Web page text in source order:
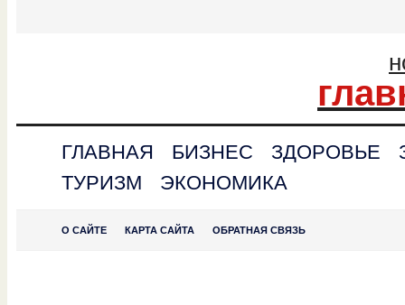
ГЛАВНАЯ БИЗНЕС ЗДОРОВЬЕ
ТУРИЗМ
ЭКОНОМИКА
О САЙТЕ КАРТА САЙТА ОБРАТНАЯ СВЯЗЬ